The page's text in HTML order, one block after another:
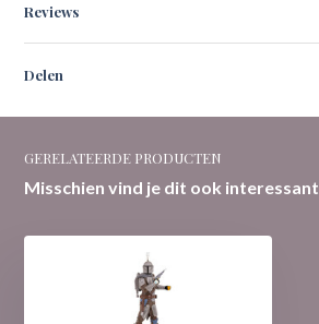
Reviews
Delen
GERELATEERDE PRODUCTEN
Misschien vind je dit ook interessant